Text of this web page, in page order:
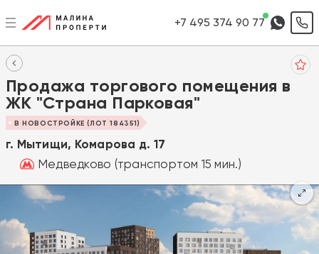
+7 495 374 90 77
Продажа торгового помещения в
ЖК "Страна Парковая"
В НОВОСТРОЙКЕ (ЛОТ 184351)
г. Мытищи, Комарова д. 17
Медведково (транспортом 15 мин.)